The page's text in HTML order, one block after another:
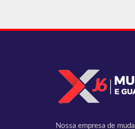
Nossa empresa de